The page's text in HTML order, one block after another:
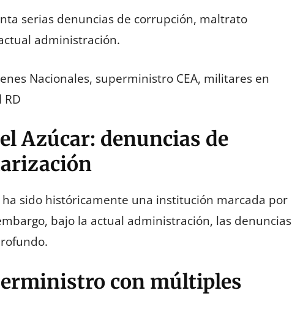
serias denuncias de corrupción, maltrato
administración.
Nacionales, superministro CEA, militares en
Azúcar: denuncias de
ha sido históricamente una institución marcada por
bajo la actual administración, las denuncias
con múltiples